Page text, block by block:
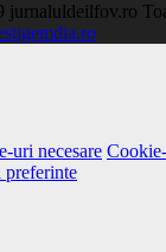
jurnaluldeilfov.ro
uri necesare